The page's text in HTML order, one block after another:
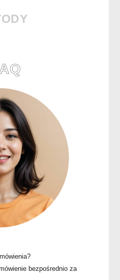
bezpośrednio za